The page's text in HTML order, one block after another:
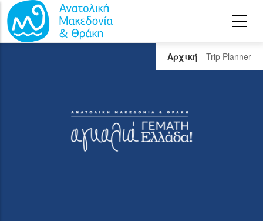
Παράκαμψη προς το κυρίως περιεχόμενο
Αρχική - Trip Planner